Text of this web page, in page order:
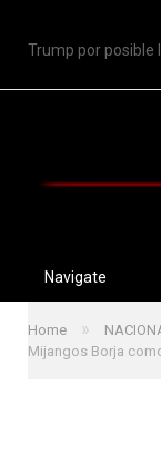
Navigate
Home »
Mijangos Borja